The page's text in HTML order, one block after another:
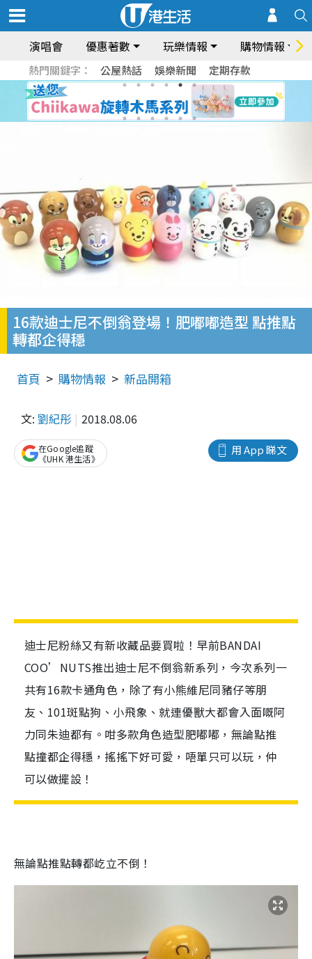
演唱會 優惠著數 玩樂情報 購物情報
熱門關鍵字： 公屋熱話 娛樂新聞 定期存款
16款迪士尼不倒翁登場！肥嘟嘟造型 點推點
轉都企得穩
首頁 購物情報 新品開箱
文: 劉紀彤 2018.08.06
用 App 睇文
在Google追蹤
《UHK 港生活》
迪士尼粉絲又有新收藏品要買啦！早前BANDAI
COO’NUTS推出迪士尼不倒翁新系列，今次系列一
共有16款卡通角色，除了有小熊維尼同豬仔等朋
友、101斑點狗、小飛象、就連優獸大都會入面嘅阿
力同朱迪都有。咁多款角色造型肥嘟嘟，無論點推
點撞都企得穩，搖搖下好可愛，唔單只可以玩，仲
可以做擺設！
無論點推點轉都屹立不倒！